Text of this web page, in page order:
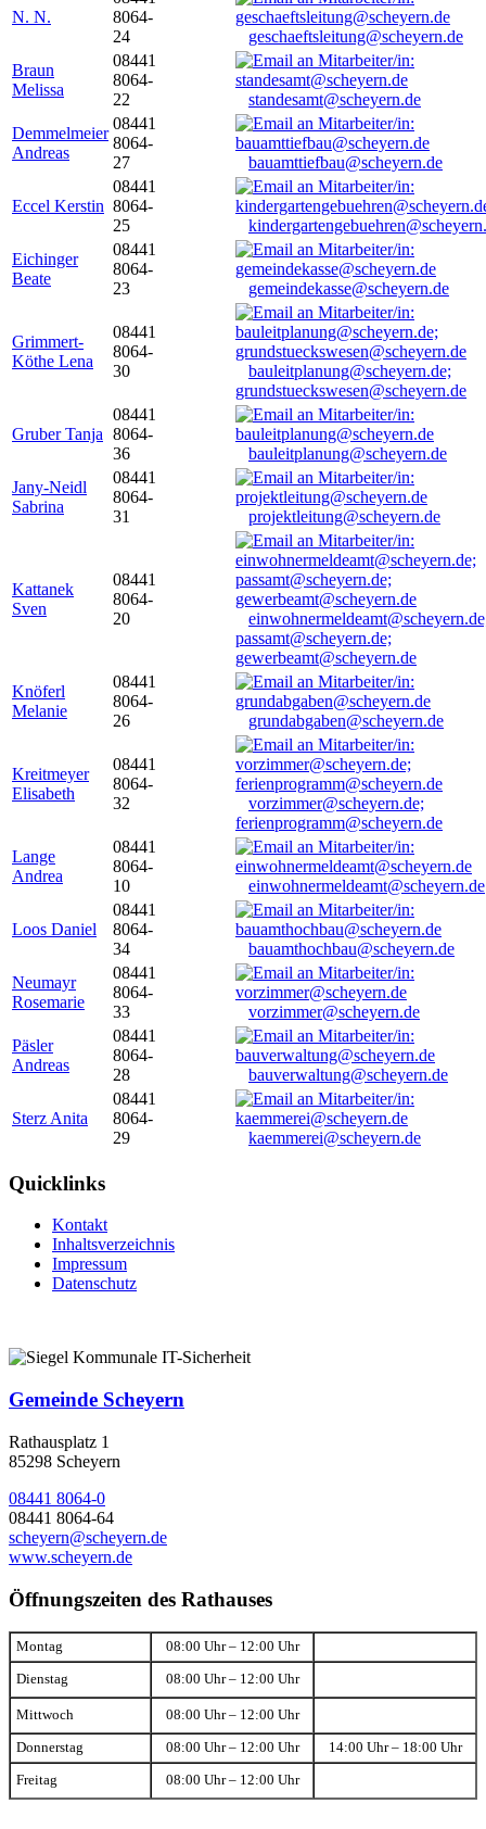
N. N.
8064-
24
geschaeftsleitung@scheyern.de
Braun
Melissa
08441
8064-
22
standesamt@scheyern.de
Demmelmeier
Andreas
08441
8064-
27
bauamttiefbau@scheyern.de
Eccel Kerstin
08441
8064-
25
Eichinger
Beate
08441
8064-
23
gemeindekasse@scheyern.de
Grimmert-
Köthe Lena
08441
8064-
30
bauleitplanung@scheyern.de;
grundstueckswesen@scheyern.de
Gruber Tanja
08441
8064-
36
bauleitplanung@scheyern.de
Jany-Neidl
Sabrina
08441
8064-
31
projektleitung@scheyern.de
Kattanek
Sven
08441
8064-
20
passamt@scheyern.de;
gewerbeamt@scheyern.de
Knöferl
Melanie
08441
8064-
26
grundabgaben@scheyern.de
Kreitmeyer
Elisabeth
08441
8064-
32
vorzimmer@scheyern.de;
ferienprogramm@scheyern.de
Lange
Andrea
08441
8064-
10
einwohnermeldeamt@scheyern.de
Loos Daniel
08441
8064-
34
bauamthochbau@scheyern.de
Neumayr
Rosemarie
08441
8064-
33
vorzimmer@scheyern.de
Päsler
Andreas
08441
8064-
28
bauverwaltung@scheyern.de
Sterz Anita
08441
8064-
29
kaemmerei@scheyern.de
Quicklinks
Kontakt
Inhaltsverzeichnis
Impressum
Datenschutz
Gemeinde Scheyern
Rathausplatz 1
85298 Scheyern
08441 8064-0
08441 8064-64
scheyern@scheyern.de
www.scheyern.de
Öffnungszeiten des Rathauses
Montag 08:00 Uhr – 12:00 Uhr
Dienstag 08:00 Uhr – 12:00 Uhr
Mittwoch 08:00 Uhr – 12:00 Uhr
Donnerstag 08:00 Uhr – 12:00 Uhr 14:00 Uhr – 18:00 Uhr
Freitag 08:00 Uhr – 12:00 Uhr